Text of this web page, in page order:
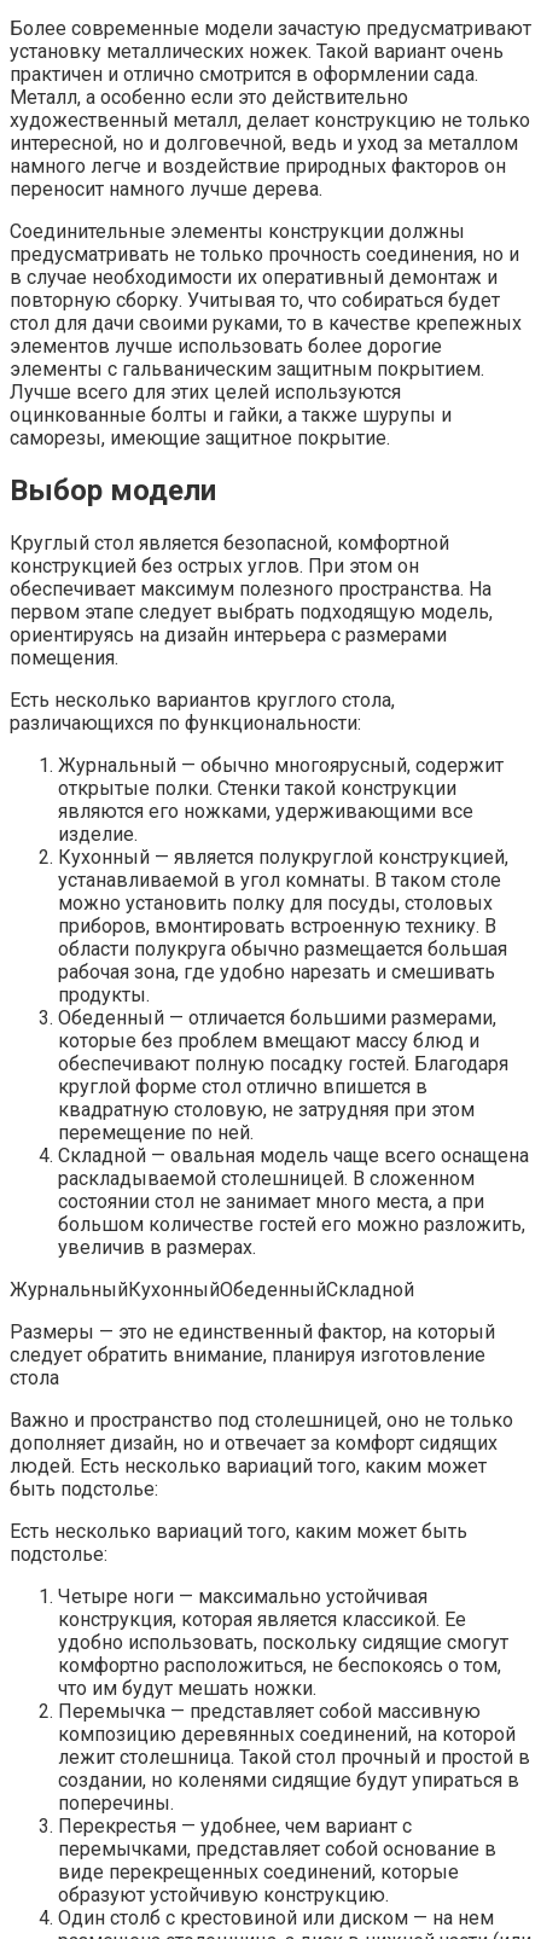
Более современные модели зачастую предусматривают
установку металлических ножек. Такой вариант очень
практичен и отлично смотрится в оформлении сада.
Металл, а особенно если это действительно
художественный металл, делает конструкцию не только
интересной, но и долговечной, ведь и уход за металлом
намного легче и воздействие природных факторов он
переносит намного лучше дерева.
Соединительные элементы конструкции должны
предусматривать не только прочность соединения, но и
в случае необходимости их оперативный демонтаж и
повторную сборку. Учитывая то, что собираться будет
стол для дачи своими руками, то в качестве крепежных
элементов лучше использовать более дорогие
элементы с гальваническим защитным покрытием.
Лучше всего для этих целей используются
оцинкованные болты и гайки, а также шурупы и
саморезы, имеющие защитное покрытие.
Выбор модели
Круглый стол является безопасной, комфортной
конструкцией без острых углов. При этом он
обеспечивает максимум полезного пространства. На
первом этапе следует выбрать подходящую модель,
ориентируясь на дизайн интерьера с размерами
помещения.
Есть несколько вариантов круглого стола,
различающихся по функциональности:
Журнальный — обычно многоярусный, содержит
открытые полки. Стенки такой конструкции
являются его ножками, удерживающими все
изделие.
Кухонный — является полукруглой конструкцией,
устанавливаемой в угол комнаты. В таком столе
можно установить полку для посуды, столовых
приборов, вмонтировать встроенную технику. В
области полукруга обычно размещается большая
рабочая зона, где удобно нарезать и смешивать
продукты.
Обеденный — отличается большими размерами,
которые без проблем вмещают массу блюд и
обеспечивают полную посадку гостей. Благодаря
круглой форме стол отлично впишется в
квадратную столовую, не затрудняя при этом
перемещение по ней.
Складной — овальная модель чаще всего оснащена
раскладываемой столешницей. В сложенном
состоянии стол не занимает много места, а при
большом количестве гостей его можно разложить,
увеличив в размерах.
ЖурнальныйКухонныйОбеденныйСкладной
Размеры — это не единственный фактор, на который
следует обратить внимание, планируя изготовление
стола
Важно и пространство под столешницей, оно не только
дополняет дизайн, но и отвечает за комфорт сидящих
людей. Есть несколько вариаций того, каким может
быть подстолье:
Есть несколько вариаций того, каким может быть
подстолье:
Четыре ноги — максимально устойчивая
конструкция, которая является классикой. Ее
удобно использовать, поскольку сидящие смогут
комфортно расположиться, не беспокоясь о том,
что им будут мешать ножки.
Перемычка — представляет собой массивную
композицию деревянных соединений, на которой
лежит столешница. Такой стол прочный и простой в
создании, но коленями сидящие будут упираться в
поперечины.
Перекрестья — удобнее, чем вариант с
перемычками, представляет собой основание в
виде перекрещенных соединений, которые
образуют устойчивую конструкцию.
Один столб с крестовиной или диском — на нем